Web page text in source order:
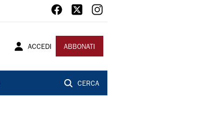
ACCEDI ABBONATI
CERCA